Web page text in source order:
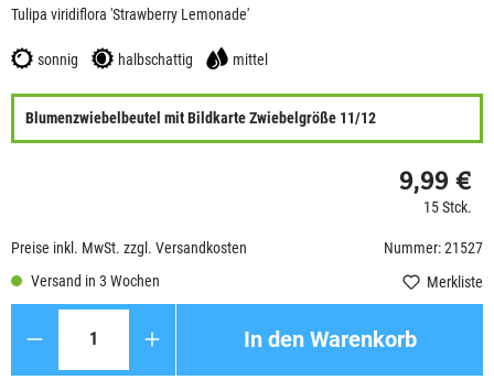
Tulipa viridiflora 'Strawberry Lemonade'
sonnig halbschattig mittel
Blumenzwiebelbeutel mit Bildkarte Zwiebelgröße 11/12
9,99 €
15 Stck.
Preise inkl. MwSt. zzgl. Versandkosten
Nummer: 21527
Versand in 3 Wochen
Merkliste
In den Warenkorb